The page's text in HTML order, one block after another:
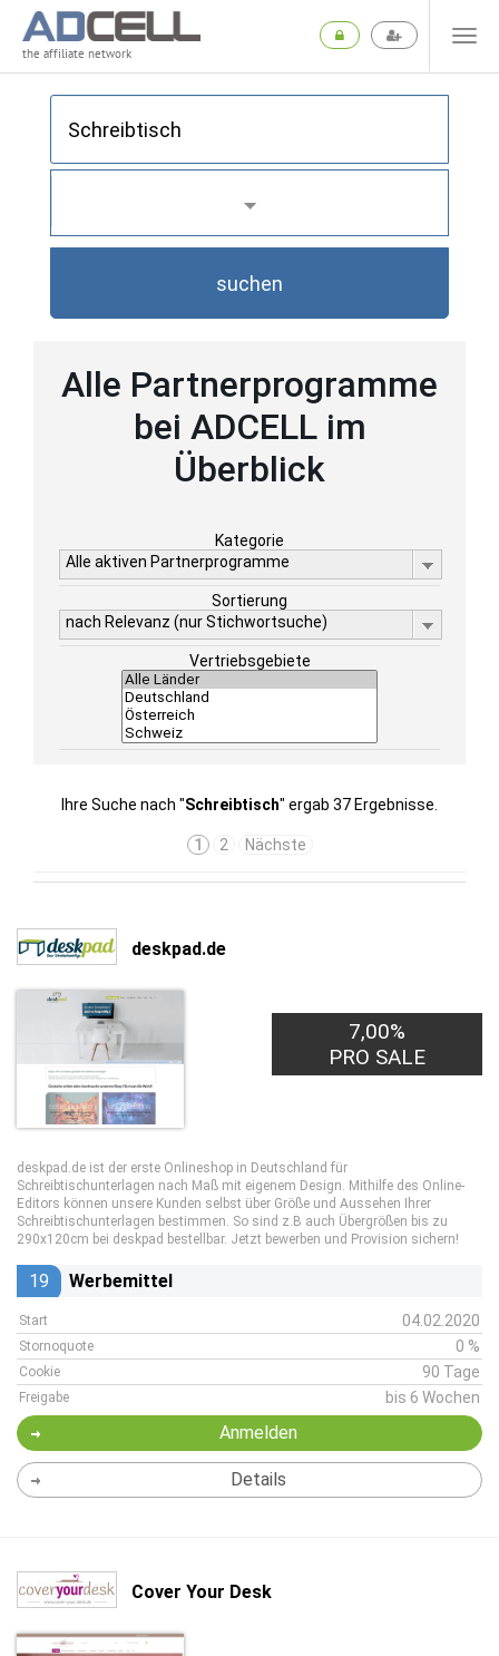
the affiliate network
suchen
Alle Partnerprogramme
bei ADCELL im
Überblick
Kategorie
Alle aktiven Partnerprogramme
Sortierung
nach Relevanz (nur Stichwortsuche)
Vertriebsgebiete
Ihre Suche nach "Schreibtisch" ergab 37 Ergebnisse.
1 2 Nächste
deskpad.de
7,00%
PRO SALE
deskpad.de ist der erste Onlineshop in Deutschland für
Schreibtischunterlagen nach Maß mit eigenem Design. Mithilfe des Online-
Editors können unsere Kunden selbst über Größe und Aussehen Ihrer
Schreibtischunterlagen bestimmen. So sind z.B auch Übergrößen bis zu
290x120cm bei deskpad bestellbar. Jetzt bewerben und Provision sichern!
19 Werbemittel
Start 04.02.2020
Stornoquote 0 %
Cookie 90 Tage
Freigabe bis 6 Wochen
Anmelden
Details
Cover Your Desk